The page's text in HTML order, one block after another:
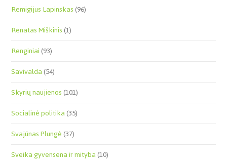
Remigijus Lapinskas(96)
Renatas Miškinis(1)
Renginiai(93)
Savivalda(54)
Skyrių naujienos(101)
Socialinė politika(35)
Svajūnas Plungė(37)
Sveika gyvensena ir mityba(10)